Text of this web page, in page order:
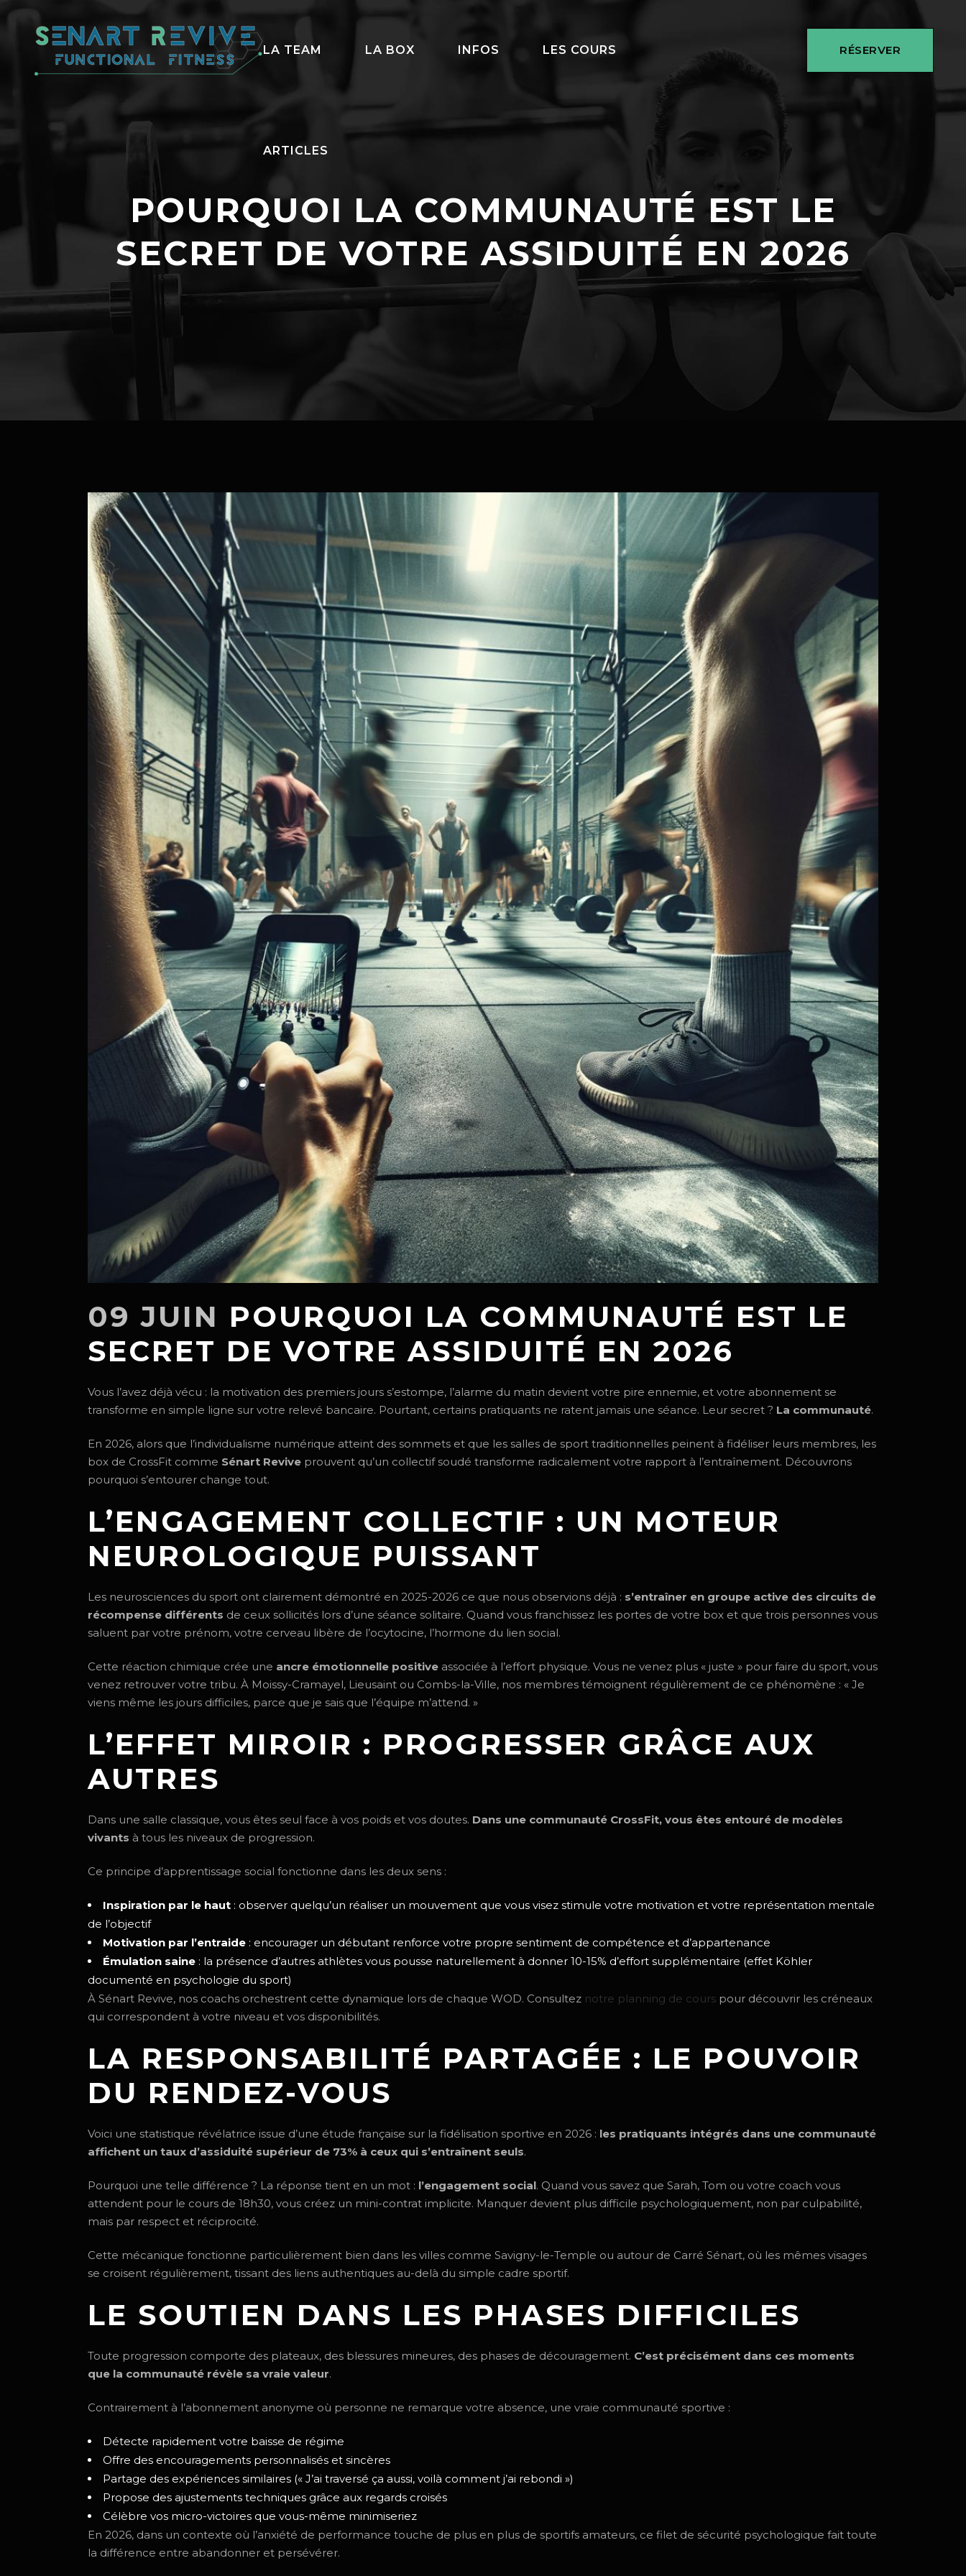
RÉSERVER
LA TEAM LA BOX INFOS LES COURS
ARTICLES
POURQUOI LA COMMUNAUTÉ EST LE
SECRET DE VOTRE ASSIDUITÉ EN 2026
09 JUIN POURQUOI LA COMMUNAUTÉ EST LE
SECRET DE VOTRE ASSIDUITÉ EN 2026
Vous l’avez déjà vécu : la motivation des premiers jours s’estompe, l’alarme du matin devient votre pire ennemie, et votre abonnement se
transforme en simple ligne sur votre relevé bancaire. Pourtant, certains pratiquants ne ratent jamais une séance. Leur secret ? La communauté.
En 2026, alors que l’individualisme numérique atteint des sommets et que les salles de sport traditionnelles peinent à fidéliser leurs membres, les
box de CrossFit comme Sénart Revive prouvent qu’un collectif soudé transforme radicalement votre rapport à l’entraînement. Découvrons
pourquoi s’entourer change tout.
L’ENGAGEMENT COLLECTIF : UN MOTEUR
NEUROLOGIQUE PUISSANT
Les neurosciences du sport ont clairement démontré en 2025-2026 ce que nous observions déjà : s’entraîner en groupe active des circuits de
récompense différents de ceux sollicités lors d’une séance solitaire. Quand vous franchissez les portes de votre box et que trois personnes vous
saluent par votre prénom, votre cerveau libère de l’ocytocine, l’hormone du lien social.
Cette réaction chimique crée une ancre émotionnelle positive associée à l’effort physique. Vous ne venez plus « juste » pour faire du sport, vous
venez retrouver votre tribu. À Moissy-Cramayel, Lieusaint ou Combs-la-Ville, nos membres témoignent régulièrement de ce phénomène : « Je
viens même les jours difficiles, parce que je sais que l’équipe m’attend. »
L’EFFET MIROIR : PROGRESSER GRÂCE AUX
AUTRES
Dans une salle classique, vous êtes seul face à vos poids et vos doutes. Dans une communauté CrossFit, vous êtes entouré de modèles
vivants à tous les niveaux de progression.
Ce principe d’apprentissage social fonctionne dans les deux sens :
Inspiration par le haut : observer quelqu’un réaliser un mouvement que vous visez stimule votre motivation et votre représentation mentale
de l’objectif
Motivation par l’entraide : encourager un débutant renforce votre propre sentiment de compétence et d’appartenance
Émulation saine : la présence d’autres athlètes vous pousse naturellement à donner 10-15% d’effort supplémentaire (effet Köhler
documenté en psychologie du sport)
À Sénart Revive, nos coachs orchestrent cette dynamique lors de chaque WOD. Consultez notre planning de cours pour découvrir les créneaux
qui correspondent à votre niveau et vos disponibilités.
LA RESPONSABILITÉ PARTAGÉE : LE POUVOIR
DU RENDEZ-VOUS
Voici une statistique révélatrice issue d’une étude française sur la fidélisation sportive en 2026 : les pratiquants intégrés dans une communauté
affichent un taux d’assiduité supérieur de 73% à ceux qui s’entraînent seuls.
Pourquoi une telle différence ? La réponse tient en un mot : l’engagement social. Quand vous savez que Sarah, Tom ou votre coach vous
attendent pour le cours de 18h30, vous créez un mini-contrat implicite. Manquer devient plus difficile psychologiquement, non par culpabilité,
mais par respect et réciprocité.
Cette mécanique fonctionne particulièrement bien dans les villes comme Savigny-le-Temple ou autour de Carré Sénart, où les mêmes visages
se croisent régulièrement, tissant des liens authentiques au-delà du simple cadre sportif.
LE SOUTIEN DANS LES PHASES DIFFICILES
Toute progression comporte des plateaux, des blessures mineures, des phases de découragement. C’est précisément dans ces moments
que la communauté révèle sa vraie valeur.
Contrairement à l’abonnement anonyme où personne ne remarque votre absence, une vraie communauté sportive :
Détecte rapidement votre baisse de régime
Offre des encouragements personnalisés et sincères
Partage des expériences similaires (« J’ai traversé ça aussi, voilà comment j’ai rebondi »)
Propose des ajustements techniques grâce aux regards croisés
Célèbre vos micro-victoires que vous-même minimiseriez
En 2026, dans un contexte où l’anxiété de performance touche de plus en plus de sportifs amateurs, ce filet de sécurité psychologique fait toute
la différence entre abandonner et persévérer.